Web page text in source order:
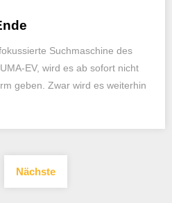
Suchmaschine des
EV, wird es ab sofort nicht
geben. Zwar wird es weiterhin
Nächste